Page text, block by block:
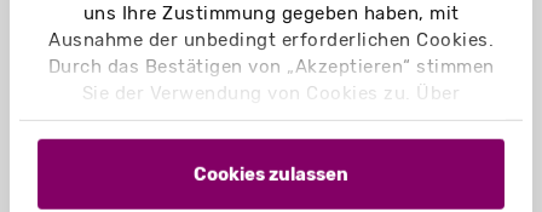
uns Ihre Zustimmung gegeben haben, mit
Ausnahme der unbedingt erforderlichen Cookies.
Durch das Bestätigen von „Akzeptieren“ stimmen
Sie der Verwendung von Cookies zu. Über
„Einstellungen“ können Sie auswählen, welche
Cookies Sie zulassen. Hier finden Sie unser
und unsereDatenschutzerklärung
Cookies zulassen